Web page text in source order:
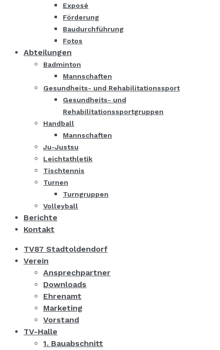
Exposé
Förderung
Baudurchführung
Fotos
Abteilungen
Badminton
Mannschaften
Gesundheits- und Rehabilitationssport
Gesundheits- und
Rehabilitationssportgruppen
Handball
Mannschaften
Ju-Justsu
Leichtathletik
Tischtennis
Turnen
Turngruppen
Volleyball
Berichte
Kontakt
TV87 Stadtoldendorf
Verein
Ansprechpartner
Downloads
Ehrenamt
Marketing
Vorstand
TV-Halle
1. Bauabschnitt